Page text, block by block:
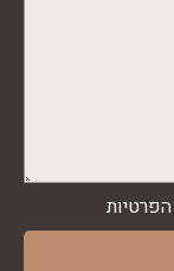
הפרטיות